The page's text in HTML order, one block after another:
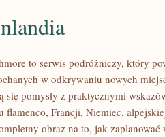
to serwis podróżniczy, który
w odkrywaniu nowych
się pomysły z praktycznymi
flamenco, Francji, Niemiec,
obraz na to, jak